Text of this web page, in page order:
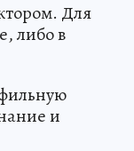
Для
либо в
и